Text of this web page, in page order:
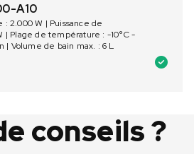
A10
2.000 W | Puissance de
| Plage de température : -10°C -
| Volume de bain max. : 6 L
conseils ?